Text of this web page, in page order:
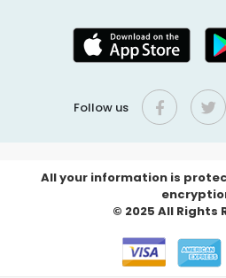
Follow us
All your information is
© 2025 All Rights